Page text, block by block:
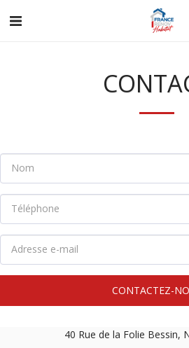
CONTACTEZ-
40 Rue de la Folie Bessin,